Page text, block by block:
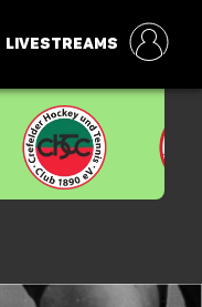
LIVESTREAMS